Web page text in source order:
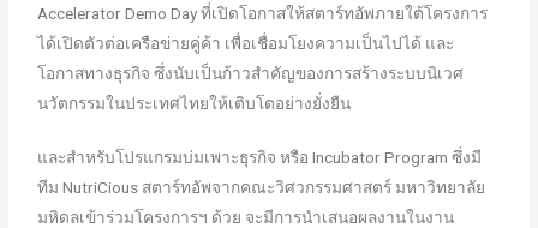
Accelerator Demo Day ที่เปิดโอกาสให้สตาร์ทอัพภายใต้โครงการ
ได้เปิดตัวต่อเครือข่ายคู่ค้า เพื่อเชื่อมโยงความเป็นไปได้ และ
โอกาสทางธุรกิจ ซึ่งนับเป็นก้าวสำคัญของการสร้างระบบนิเวศ
นวัตกรรมในประเทศไทยให้เติบโตอย่างยั่งยืน
และสำหรับโปรแกรมบ่มเพาะธุรกิจ หรือ Incubator Program ซึ่งมี
ทีม NutriCious สตาร์ทอัพจากคณะวิศวกรรมศาสตร์ มหาวิทยาลัย
มหิดลเข้าร่วมโครงการฯ ด้วย จะมีการนำเสนอผลงานในงาน